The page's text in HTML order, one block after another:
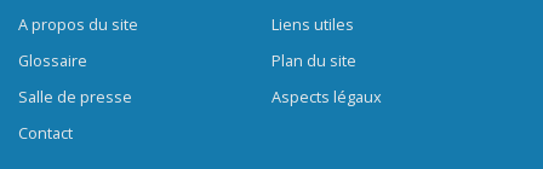
A propos du site
Glossaire
Salle de presse
Contact
Liens utiles
Plan du site
Aspects légaux